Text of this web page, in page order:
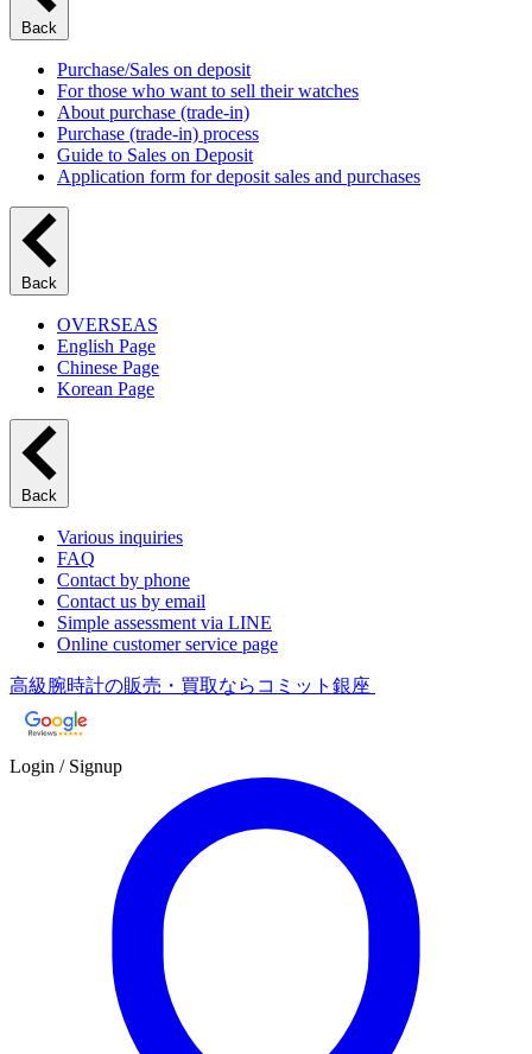
Back
Purchase/Sales on deposit
For those who want to sell their watches
About purchase (trade-in)
Purchase (trade-in) process
Guide to Sales on Deposit
Application form for deposit sales and purchases
Back
OVERSEAS
English Page
Chinese Page
Korean Page
Back
Various inquiries
FAQ
Contact by phone
Contact us by email
Simple assessment via LINE
Online customer service page
高級腕時計の販売・買取ならコミット銀座
Login / Signup